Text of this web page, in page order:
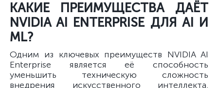
КАКИЕ ПРЕИМУЩЕСТВА ДАЁТ
NVIDIA AI ENTERPRISE ДЛЯ AI И
ML?
Одним из ключевых преимуществ NVIDIA AI
Enterprise является её способность
уменьшить техническую сложность
внедрения искусственного интеллекта.